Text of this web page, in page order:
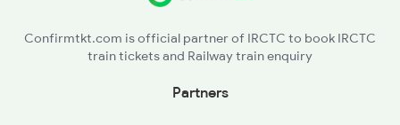
CAN - Kannurcannanore
Confirmtkt.com is official partner of IRCTC to book IRCTC
train tickets and Railway train enquiry
Partners